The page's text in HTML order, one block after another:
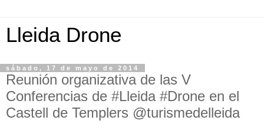
Lleida Drone
sábado, 17 de mayo de 2014
Reunión organizativa de las V
Conferencias de #Lleida #Drone en el
Castell de Templers @turismedelleida